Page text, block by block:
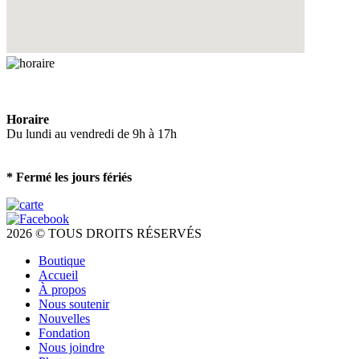
Horaire
Du lundi au vendredi de 9h à 17h
* Fermé les jours fériés
2026 © TOUS DROITS RÉSERVÉS
Boutique
Accueil
À propos
Nous soutenir
Nouvelles
Fondation
Nous joindre